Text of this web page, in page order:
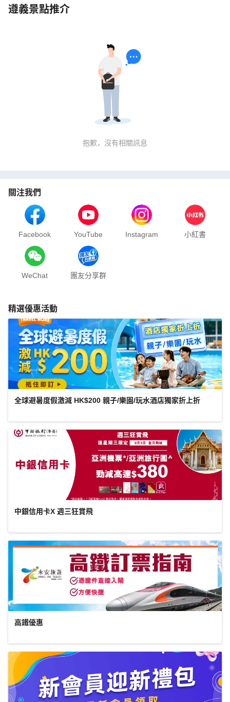
遵義景點推介
抱歉，沒有相關訊息
關注我們
Facebook YouTube Instagram 小紅書
WeChat 團友分享群
精選優惠活動
全球避暑度假激減 HK$200 親子/樂園/玩水酒店獨家折上折
中銀信用卡X 週三狂賞飛
高鐵優惠